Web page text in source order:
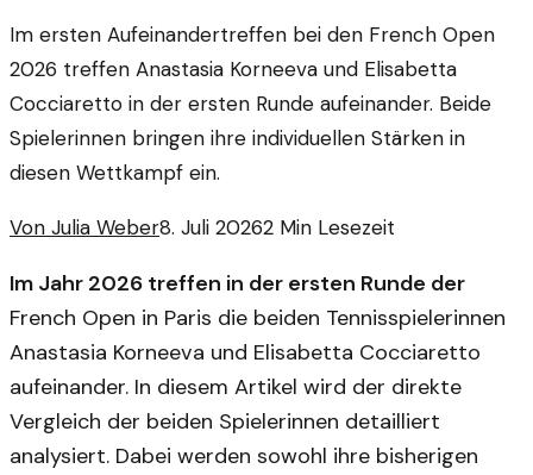
Im ersten Aufeinandertreffen bei den French Open
2026 treffen Anastasia Korneeva und Elisabetta
Cocciaretto in der ersten Runde aufeinander. Beide
Spielerinnen bringen ihre individuellen Stärken in
diesen Wettkampf ein.
Von Julia Weber8. Juli 20262 Min Lesezeit
Im Jahr 2026 treffen in der ersten Runde der
French Open in Paris die beiden Tennisspielerinnen
Anastasia Korneeva und Elisabetta Cocciaretto
aufeinander. In diesem Artikel wird der direkte
Vergleich der beiden Spielerinnen detailliert
analysiert. Dabei werden sowohl ihre bisherigen